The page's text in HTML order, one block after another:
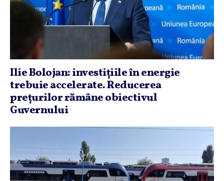
Ilie Bolojan: investiţiile în energie
trebuie accelerate. Reducerea
preţurilor rămâne obiectivul
Guvernului